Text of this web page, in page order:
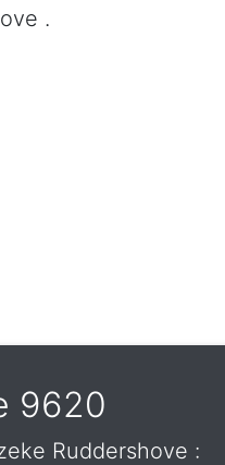
.
9620
Ruddershove :